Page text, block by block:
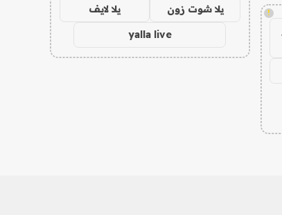
! يلا شوت زون يلا لايف
yalla live